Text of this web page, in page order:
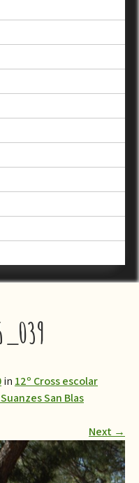
in 12º Cross escolar
San Blas
Next →